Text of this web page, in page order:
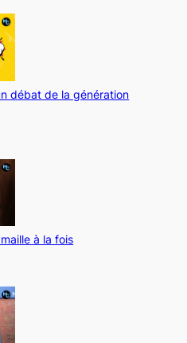
débat de la génération
à la fois